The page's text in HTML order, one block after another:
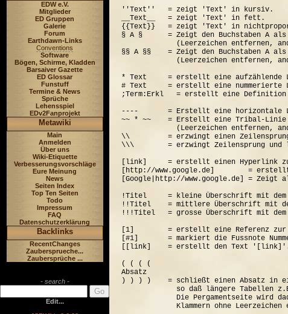
EDW e.V.
Mitglieder
ED Gruppen
Galerie
Forum
Earthdawn-Links
Conventions
Software
Bögen, Schirme, Kladden
Barsaiver Gazette
ED Glossar
Funstuff
Termine & News
Sprüche
Lehensspiel
EDv2Fanprojekt
Metawiki
Main
Anmelden
Über uns
Wiki-Etiquette
Verbesserungsvorschläge
Eure Meinung
News
Seiten Index
Top Ten Seiten
Todo
Impressum
FAQ
Datenschutzerklärung
Backlinks
RecentChanges
Zaubersprueche...
Zaubersprüche ...
- search -
Edit...
''Text''   = zeigt 'Text' in kursiv.
__Text__   = zeigt 'Text' in fett.
{{Text}}   = zeigt 'Text' in
§ A §      = Zeigt den Buchstaben A
(Leerzeichen entfernen,
§§ A §§    = Zeigt den Buchstaben A
(Leerzeichen entfernen,
* Text     = erstellt eine aufzählende
# Text     = erstellt eine nummerierte
;Term:Erkl   = erstellt eine
----       = Erstellt eine horizontale
~~ * ~~    = Erstellt eine Tribal-Linie
(Leerzeichen entfernen,
\\         = erzwingt einen
\\\        = erzwingt Zeilensprung und
[link]     = erstellt einen Hyperlink zu
[http://www.google.de]        =
[Google|http://www.google.de] = Zeigt
!Titel     = kleine Überschrift mit
!!Titel    = mittlere Überschrift mit
!!!Titel   = grosse Überschrift mit
[1]        = erstellt eine Referenz zur
[#1]       = markiert die Fussnote
[[link]    = erstellt den Text
( ( ( (
Absatz
) ) ) )    = schließt einen Absatz in
so daß längere Tabellen
Die Pergamentseite wird